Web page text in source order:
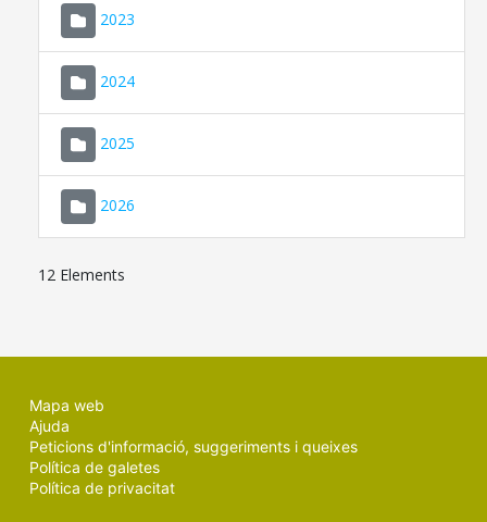
2023
2024
2025
2026
12 Elements
Mapa web
Ajuda
Peticions d'informació, suggeriments i queixes
Política de galetes
Política de privacitat